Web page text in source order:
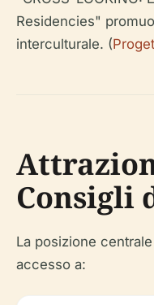
Residencies"
interculturale. (
Consigli
La posizione
accesso a: